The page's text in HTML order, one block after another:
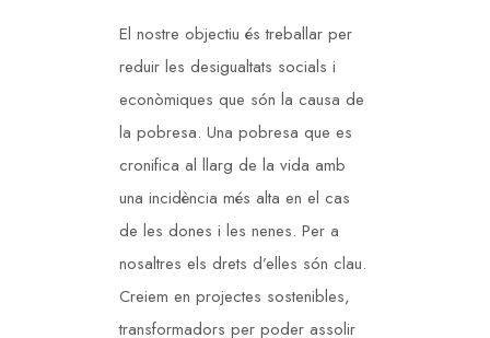
El nostre objectiu és treballar per
reduir les desigualtats socials i
econòmiques que són la causa de
la pobresa. Una pobresa que es
cronifica al llarg de la vida amb
una incidència més alta en el cas
de les dones i les nenes. Per a
nosaltres els drets d’elles són clau.
Creiem en projectes sostenibles,
transformadors per poder assolir